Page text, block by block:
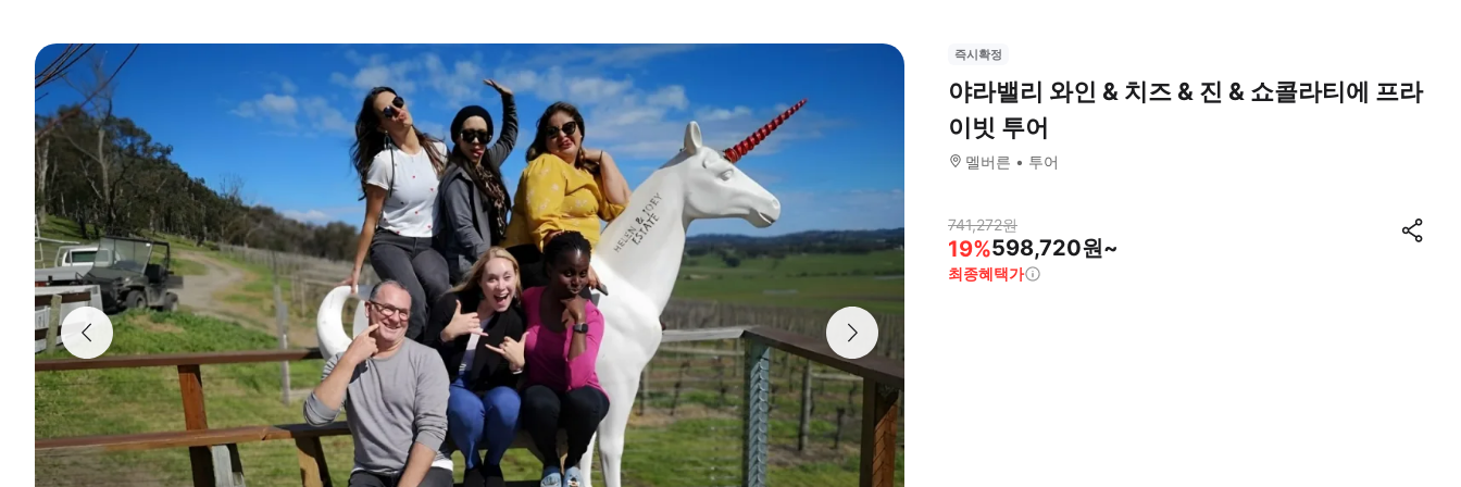
즉시확정
야라밸리 와인 & 치즈 & 진 & 쇼콜라티에 프라
이빗 투어
멜버른 투어
741,272원
19%598,720원~
최종혜택가